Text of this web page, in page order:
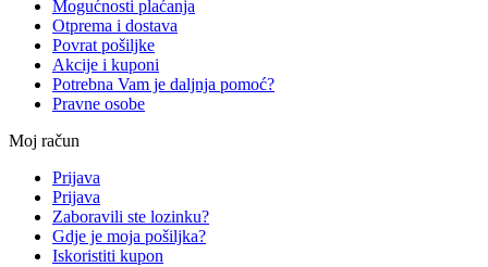
Mogućnosti plaćanja
Otprema i dostava
Povrat pošiljke
Akcije i kuponi
Potrebna Vam je daljnja pomoć?
Pravne osobe
Moj račun
Prijava
Prijava
Zaboravili ste lozinku?
Gdje je moja pošiljka?
Iskoristiti kupon